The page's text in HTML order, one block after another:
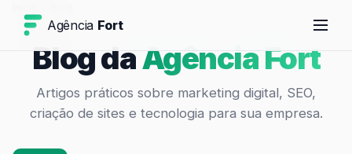
Agência Fort
Blog daAgência Fort
Artigos práticos sobre marketing digital, SEO,
criação de sites e tecnologia para sua empresa.